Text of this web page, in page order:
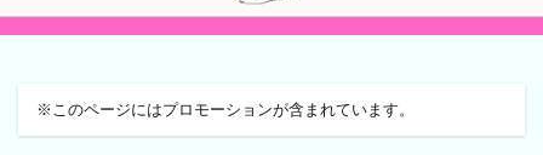
※このページにはプロモーションが含まれています。